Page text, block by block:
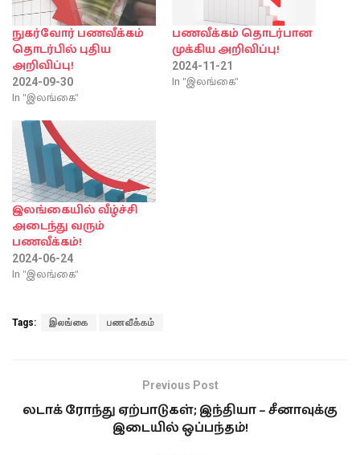
நுகர்வோர் பணவீக்கம்
தொடர்பில் புதிய
அறிவிப்பு!
2024-09-30
In "இலங்கை"
பணவீக்கம் தொடர்பான
முக்கிய அறிவிப்பு!
2024-11-21
In "இலங்கை"
இலங்கையில் வீழ்ச்சி
அடைந்து வரும்
பணவீக்கம்!
2024-06-24
In "இலங்கை"
Tags: இலங்கை பணவீக்கம்
Previous Post
லடாக் ரோந்து ஏற்பாடுகள்; இந்தியா – சீனாவுக்கு
இடையில் ஒப்பந்தம்!